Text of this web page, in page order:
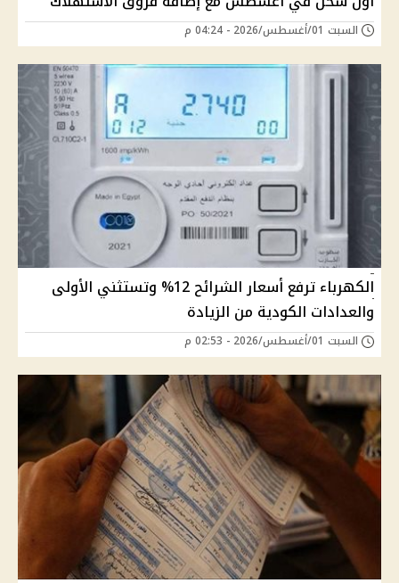
السبت 01/أغسطس/2026 - 04:24 م
الكهرباء ترفع أسعار الشرائح 12% وتستثني الأولى
والعدادات الكودية من الزيادة
السبت 01/أغسطس/2026 - 02:53 م